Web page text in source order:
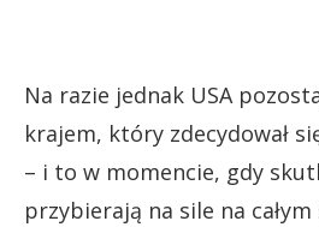
Na razie jednak USA
krajem, który zdecydował
– i to w momencie, gdy
przybierają na sile na